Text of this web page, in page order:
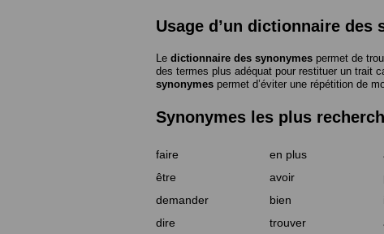
Usage d’un dictionnaire des
Le dictionnaire des synonymes permet de
des termes plus adéquat pour restituer un trait
synonymes permet d’éviter une répétition de
Synonymes les plus
faire en plus
être
avoir
demander
bien
dire
trouver